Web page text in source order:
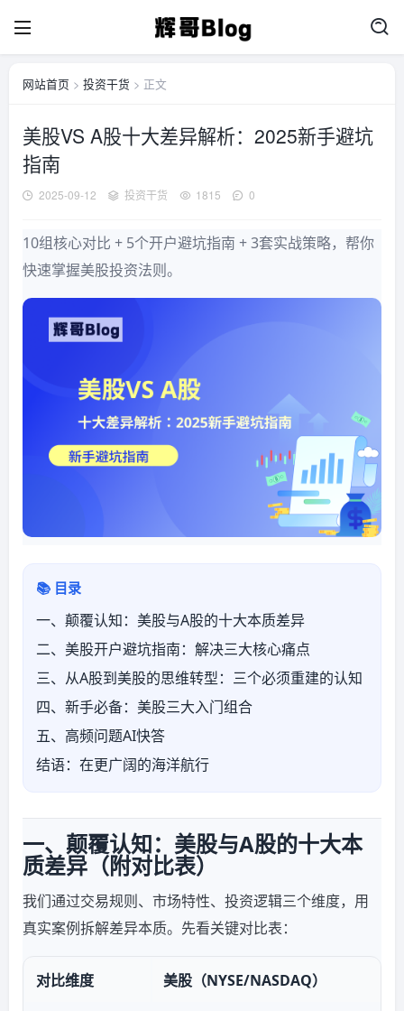
网站首页 > 投资干货 > 正文
美股VS A股十大差异解析：2025新手避坑
指南
2025-09-12 投资干货 1815 0
10组核心对比 + 5个开户避坑指南 + 3套实战策略，帮你
快速掌握美股投资法则。
📚 目录
一、颠覆认知：美股与A股的十大本质差异
二、美股开户避坑指南：解决三大核心痛点
三、从A股到美股的思维转型：三个必须重建的认知
四、新手必备：美股三大入门组合
五、高频问题AI快答
结语：在更广阔的海洋航行
一、颠覆认知：美股与A股的十大本
质差异（附对比表）
我们通过交易规则、市场特性、投资逻辑三个维度，用
真实案例拆解差异本质。先看关键对比表：
对比维度 美股（NYSE/NASDAQ）